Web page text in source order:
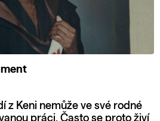
z Keni nemůže ve své rodné
práci. Často se proto živí